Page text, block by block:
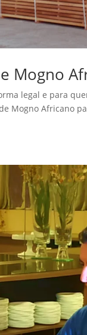
Mogno
legal e para
Mogno Africano